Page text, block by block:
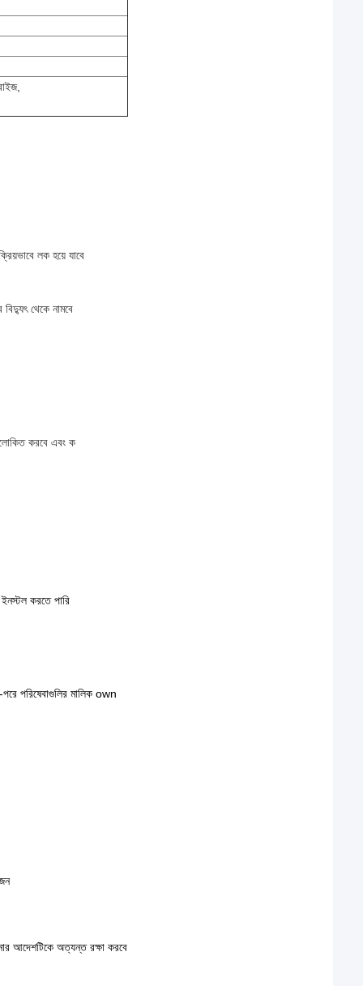
লক হয়ে যাবে
থেকে নামবে
করবে এবং ক
করতে পারি
পরিষেবাগুলির মালিক own
আদেশটিকে অত্যন্ত রক্ষা করবে